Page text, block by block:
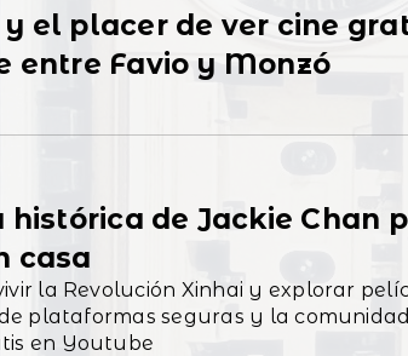
y el placer de ver cine
entre Favio y Monzó
histórica de Jackie Chan
casa
la Revolución Xinhai y explorar
plataformas seguras y la
en Youtube